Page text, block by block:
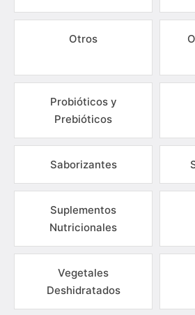
Otros
Probióticos y
Prebióticos
Saborizantes
Suplementos
Nutricionales
Vegetales
Deshidratados